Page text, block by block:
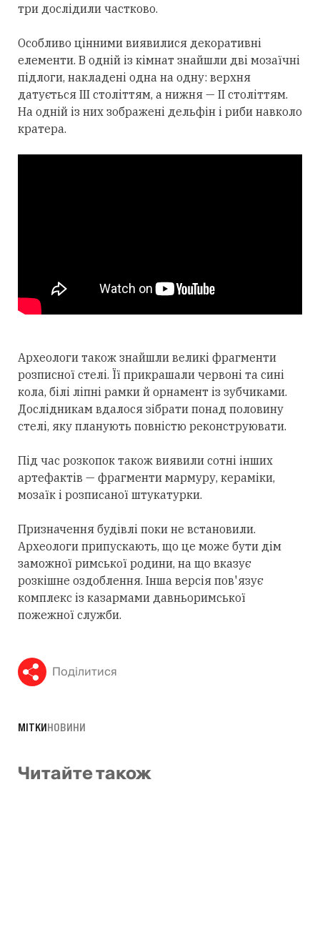
три дослідили частково.
Особливо цінними виявилися декоративні
елементи. В одній із кімнат знайшли дві мозаїчні
підлоги, накладені одна на одну: верхня
датується III століттям, а нижня — II століттям.
На одній із них зображені дельфін і риби навколо
кратера.
Археологи також знайшли великі фрагменти
розписної стелі. Її прикрашали червоні та сині
кола, білі ліпні рамки й орнамент із зубчиками.
Дослідникам вдалося зібрати понад половину
стелі, яку планують повністю реконструювати.
Під час розкопок також виявили сотні інших
артефактів — фрагменти мармуру, кераміки,
мозаїк і розписаної штукатурки.
Призначення будівлі поки не встановили.
Археологи припускають, що це може бути дім
заможної римської родини, на що вказує
розкішне оздоблення. Інша версія пов'язує
комплекс із казармами давньоримської
пожежної служби.
Поділитися
МІТКИНОВИНИ
Читайте також